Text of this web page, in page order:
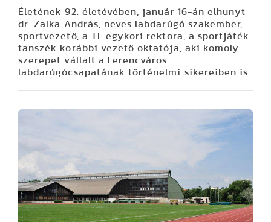
Életének 92. életévében, január 16-án elhunyt
dr. Zalka András, neves labdarúgó szakember,
sportvezető, a TF egykori rektora, a sportjáték
tanszék korábbi vezető oktatója, aki komoly
szerepet vállalt a Ferencváros
labdarúgócsapatának történelmi sikereiben is.